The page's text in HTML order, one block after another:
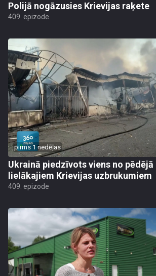
Polijā nogāzusies Krievijas raķete
409. epizode
pirms 1 nedēļas
Ukrainā piedzīvots viens no pēdējā
lielākajiem Krievijas uzbrukumiem
409. epizode